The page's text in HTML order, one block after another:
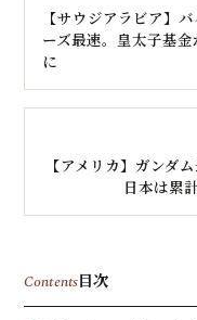
【サウジアラビア】
ーズ最速。皇太子基
に
【アメリカ】ガンダ
日本は累
Contents目次